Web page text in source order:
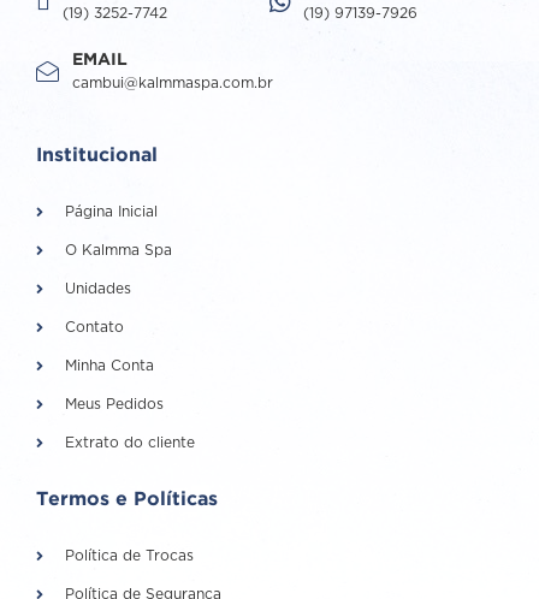
(19) 3252-7742 (19) 97139-7926
EMAIL
cambui@kalmmaspa.com.br
Institucional
Página Inicial
O Kalmma Spa
Unidades
Contato
Minha Conta
Meus Pedidos
Extrato do cliente
Termos e Políticas
Política de Trocas
Política de Segurança